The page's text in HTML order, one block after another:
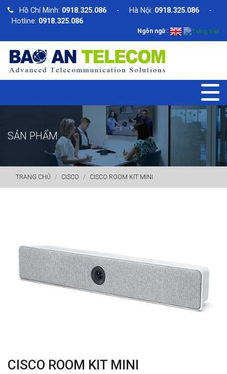
Hồ Chí Minh: 0918.325.086 - Hà Nội: 0918.325.086 -
Hotline: 0918.325.086
Ngôn ngữ :
SẢN PHẨM
TRANG CHỦ CISCO CISCO ROOM KIT MINI
CISCO ROOM KIT MINI